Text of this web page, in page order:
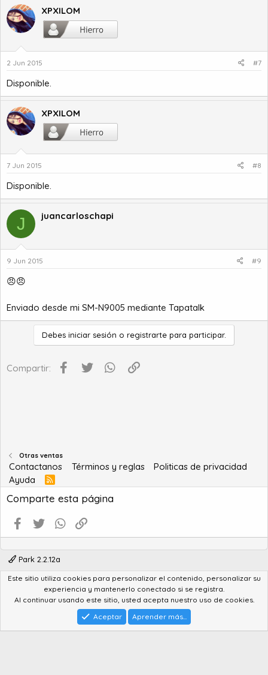
XPXILOM
2 Jun 2015 #7
Disponible.
XPXILOM
7 Jun 2015 #8
Disponible.
J juancarloschapi
9 Jun 2015 #9
😠😠
Enviado desde mi SM-N9005 mediante Tapatalk
Debes iniciar sesión o registrarte para participar.
Compartir: Facebook
Twitter WhatsApp
Otras ventas
Contactanos Términos y reglas
Politicas de privacidad
Ayuda
R
S
S
Comparte esta página
Facebook
Twitter WhatsApp
Park 2.2.12a
Community platform by XenForo® © 2010-2022 XenForo Ltd.
Advanced Forum Stats by AddonFlare - Premium XF2 Addons
Feedback SystembyXenCentral.com
StylesFactory.pl
Este sitio utiliza cookies para personalizar el contenido, personalizar su
experiencia y mantenerlo conectado si se registra.
Al continuar usando este sitio, usted acepta nuestro uso de cookies.
Aceptar
Aprender más...